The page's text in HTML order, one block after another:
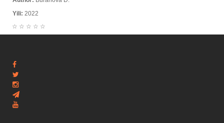
Yili: 2022
☆
☆
☆
☆
☆